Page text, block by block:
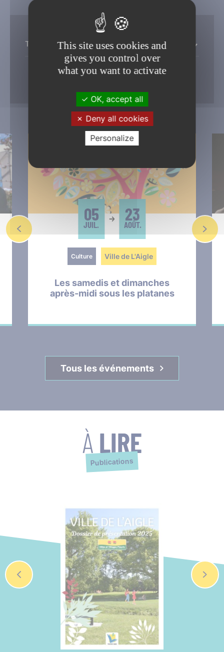
Toutes les thémathiques
05
JUIL.
23
AOÛT.
Culture Ville de L'Aigle
Les samedis et dimanches
après-midi sous les platanes
Tous les événements
À LIRE
Publications
This site uses cookies and
gives you control over
what you want to activate
OK, accept all
Deny all cookies
Personalize